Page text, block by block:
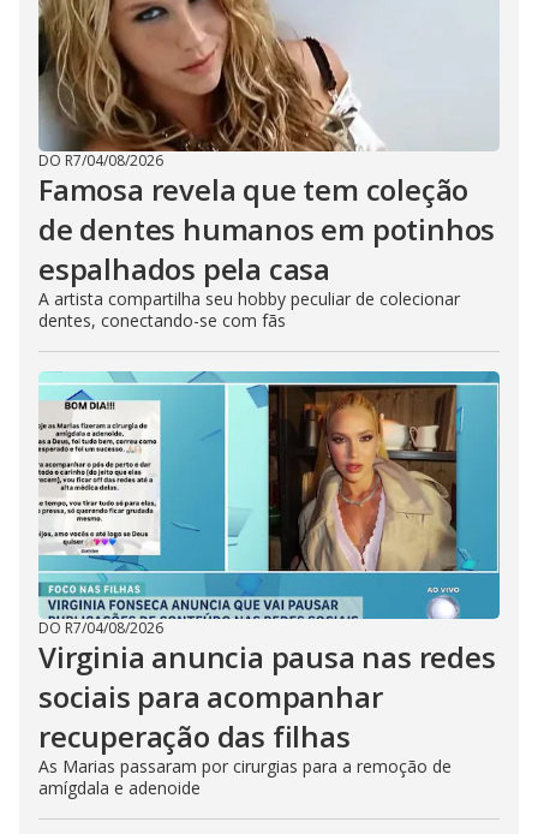
DO R7/04/08/2026
Famosa revela que tem coleção
de dentes humanos em potinhos
espalhados pela casa
A artista compartilha seu hobby peculiar de colecionar
dentes, conectando-se com fãs
DO R7/04/08/2026
Virginia anuncia pausa nas redes
sociais para acompanhar
recuperação das filhas
As Marias passaram por cirurgias para a remoção de
amígdala e adenoide